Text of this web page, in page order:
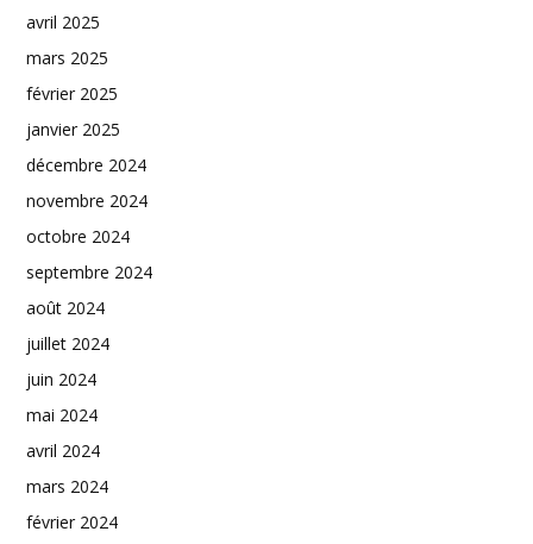
avril 2025
mars 2025
février 2025
janvier 2025
décembre 2024
novembre 2024
octobre 2024
septembre 2024
août 2024
juillet 2024
juin 2024
mai 2024
avril 2024
mars 2024
février 2024